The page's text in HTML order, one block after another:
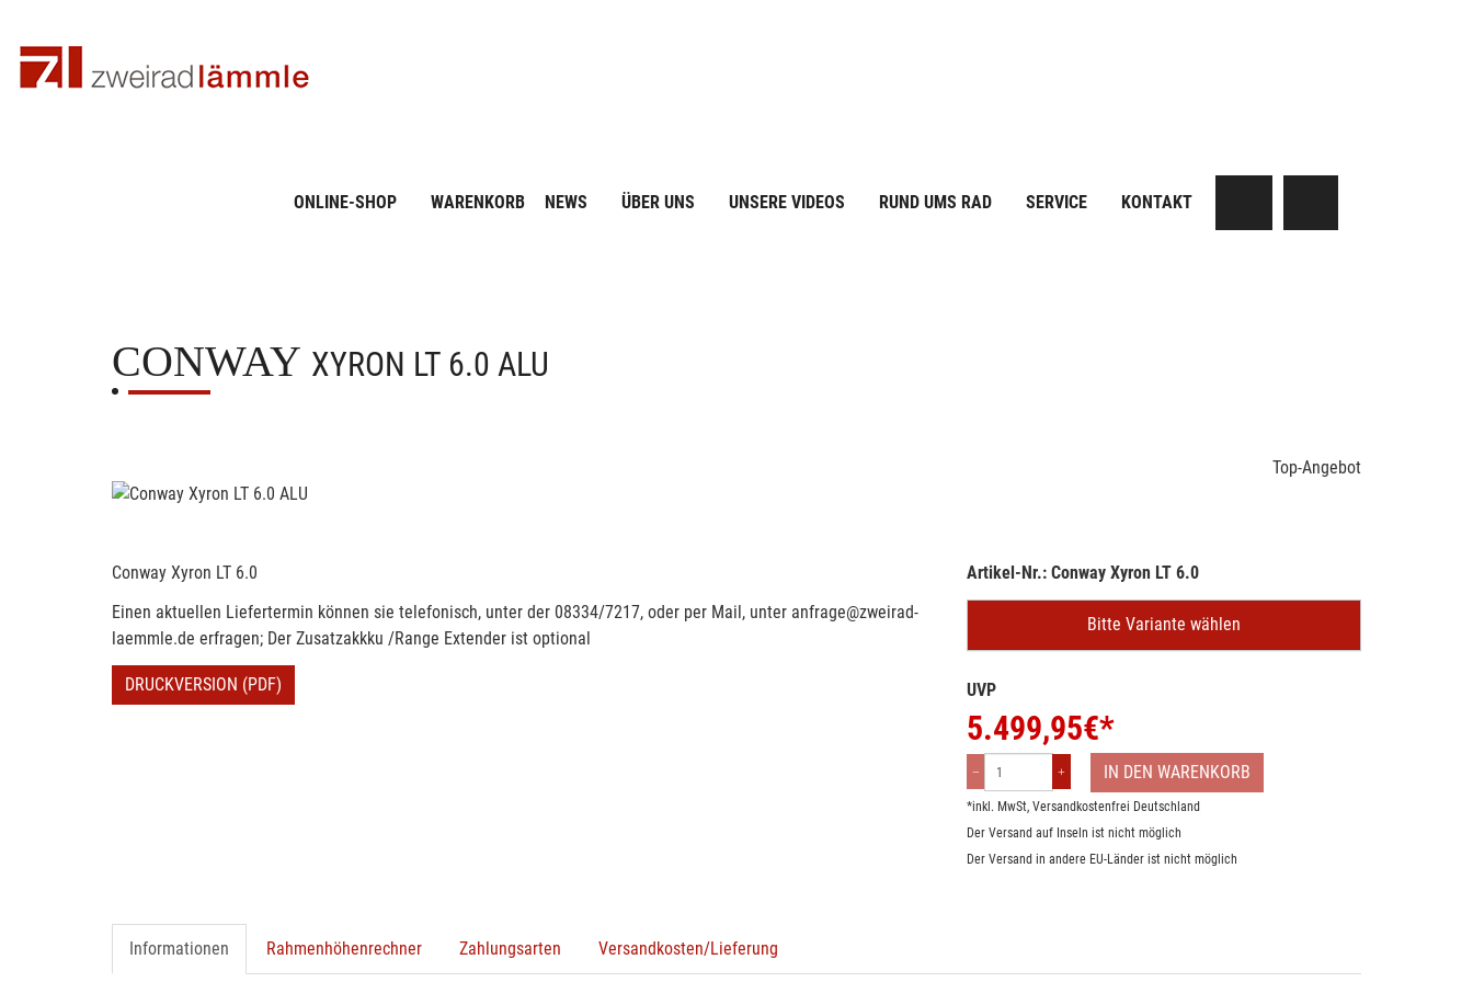
ONLINE-SHOP WARENKORB NEWS ÜBER UNS UNSERE VIDEOS RUND UMS RAD SERVICE KONTAKT
CONWAY XYRON LT 6.0 ALU
Top-Angebot
Conway Xyron LT 6.0
Einen aktuellen Liefertermin können sie telefonisch, unter der 08334/7217, oder per Mail, unter anfrage@zweirad-
laemmle.de erfragen; Der Zusatzakkku /Range Extender ist optional
DRUCKVERSION (PDF)
Artikel-Nr.: Conway Xyron LT 6.0
Bitte Variante wählen
UVP
5.499,95€*
IN DEN WARENKORB
*inkl. MwSt, Versandkostenfrei Deutschland
Der Versand auf Inseln ist nicht möglich
Der Versand in andere EU-Länder ist nicht möglich
Informationen Rahmenhöhenrechner Zahlungsarten Versandkosten/Lieferung